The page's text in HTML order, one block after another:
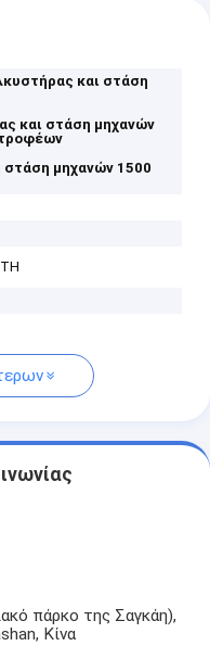
και στάση
και στάση μηχανών
μηχανών 1500
πάρκο της Σαγκάη),
Κίνα